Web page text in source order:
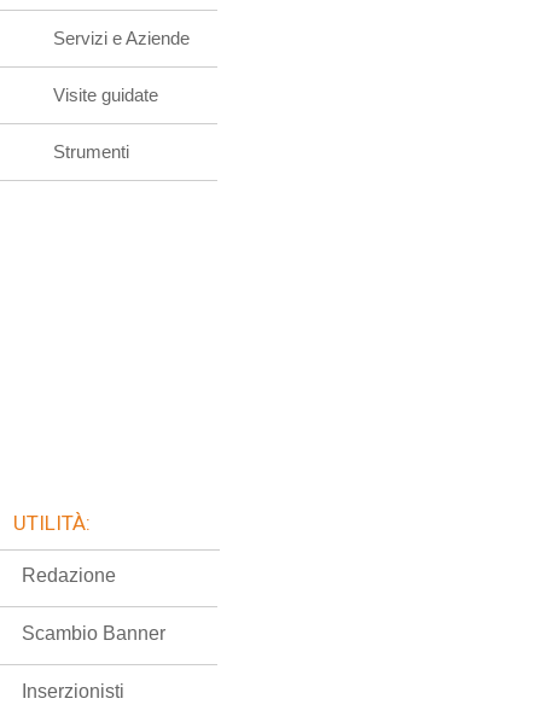
Servizi e Aziende
Visite guidate
Strumenti
UTILITÀ:
Redazione
Scambio Banner
Inserzionisti